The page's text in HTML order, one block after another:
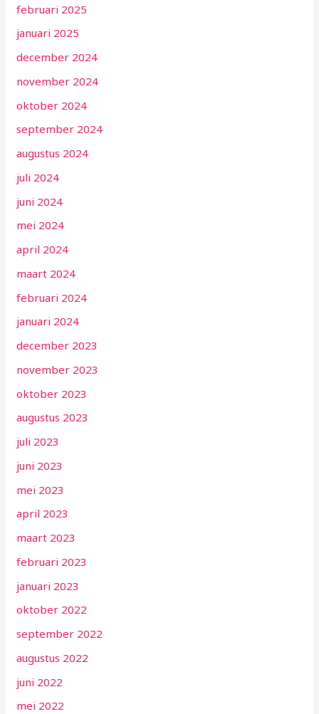
februari 2025
januari 2025
december 2024
november 2024
oktober 2024
september 2024
augustus 2024
juli 2024
juni 2024
mei 2024
april 2024
maart 2024
februari 2024
januari 2024
december 2023
november 2023
oktober 2023
augustus 2023
juli 2023
juni 2023
mei 2023
april 2023
maart 2023
februari 2023
januari 2023
oktober 2022
september 2022
augustus 2022
juni 2022
mei 2022